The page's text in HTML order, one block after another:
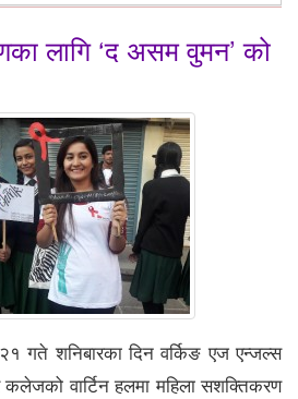
लागि ‘द असम वुमन’ को
गते शनिबारका दिन वर्किङ एज एन्जल्स
वार्टिन हलमा महिला सशक्तिकरण